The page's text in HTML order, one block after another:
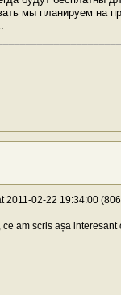
мы планируем на
2011-02-22 19:34:00
ce am scris așa interesant